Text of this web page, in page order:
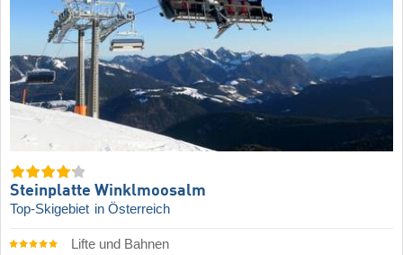
Steinplatte Winklmoosalm
Top-Skigebiet in Österreich
Lifte und Bahnen